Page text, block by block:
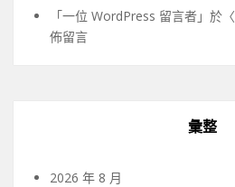
「一位 WordPress 留言者 」於〈
佈留言
彙整
2026 年 8 月